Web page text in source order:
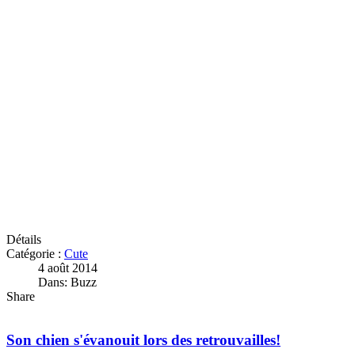
Détails
Catégorie : Cute
4 août 2014
Dans: Buzz
Share
Son chien s'évanouit lors des retrouvailles!